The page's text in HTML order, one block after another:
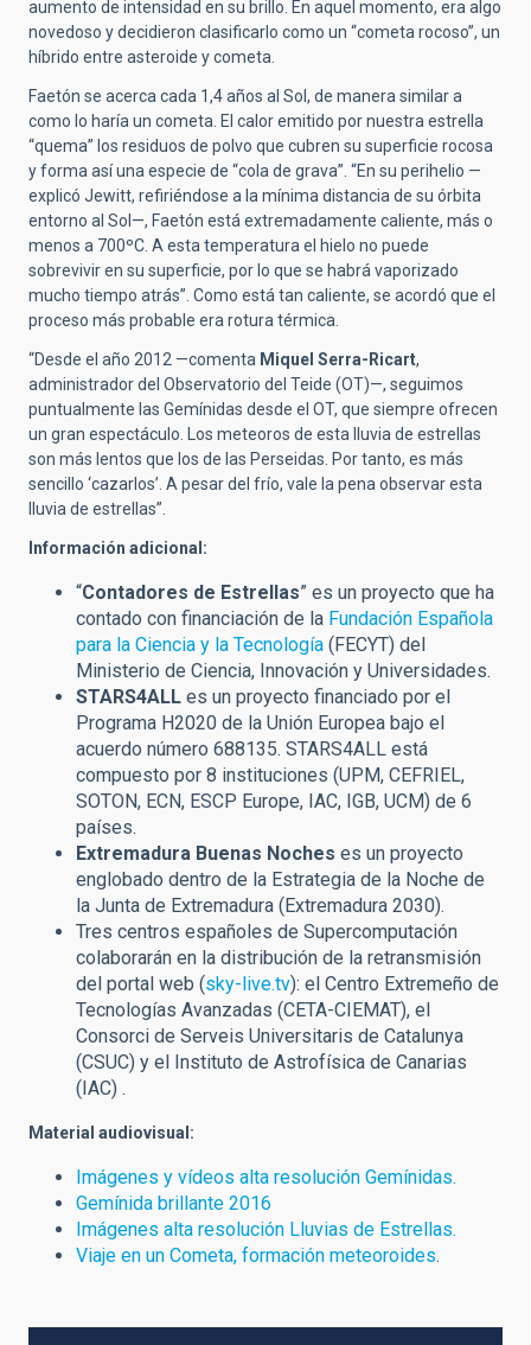
aumento de intensidad en su brillo. En aquel momento, era algo
novedoso y decidieron clasificarlo como un “cometa rocoso”, un
híbrido entre asteroide y cometa.
Faetón se acerca cada 1,4 años al Sol, de manera similar a
como lo haría un cometa. El calor emitido por nuestra estrella
“quema” los residuos de polvo que cubren su superficie rocosa
y forma así una especie de “cola de grava”. “En su perihelio —
explicó Jewitt, refiriéndose a la mínima distancia de su órbita
entorno al Sol—, Faetón está extremadamente caliente, más o
menos a 700ºC. A esta temperatura el hielo no puede
sobrevivir en su superficie, por lo que se habrá vaporizado
mucho tiempo atrás”. Como está tan caliente, se acordó que el
proceso más probable era rotura térmica.
“Desde el año 2012 —comenta Miquel Serra-Ricart,
administrador del Observatorio del Teide (OT)—, seguimos
puntualmente las Gemínidas desde el OT, que siempre ofrecen
un gran espectáculo. Los meteoros de esta lluvia de estrellas
son más lentos que los de las Perseidas. Por tanto, es más
sencillo ‘cazarlos’. A pesar del frío, vale la pena observar esta
lluvia de estrellas”.
Información adicional:
“Contadores de Estrellas” es un proyecto que ha
contado con financiación de la Fundación Española
para la Ciencia y la Tecnología (FECYT) del
Ministerio de Ciencia, Innovación y Universidades.
STARS4ALL es un proyecto financiado por el
Programa H2020 de la Unión Europea bajo el
acuerdo número 688135. STARS4ALL está
compuesto por 8 instituciones (UPM, CEFRIEL,
SOTON, ECN, ESCP Europe, IAC, IGB, UCM) de 6
países.
Extremadura Buenas Noches es un proyecto
englobado dentro de la Estrategia de la Noche de
la Junta de Extremadura (Extremadura 2030).
Tres centros españoles de Supercomputación
colaborarán en la distribución de la retransmisión
del portal web (sky-live.tv): el Centro Extremeño de
Tecnologías Avanzadas (CETA-CIEMAT), el
Consorci de Serveis Universitaris de Catalunya
(CSUC) y el Instituto de Astrofísica de Canarias
(IAC) .
Material audiovisual:
Imágenes y vídeos alta resolución Gemínidas.
Gemínida brillante 2016
Imágenes alta resolución Lluvias de Estrellas.
Viaje en un Cometa, formación meteoroides.